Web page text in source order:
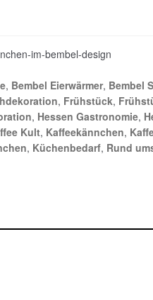
im-bembel-design
, Bembel Eierwärmer, Bembel
, Frühstück,
, Hessen Gastronomie,
Kult, Kaffeekännchen,
, Küchenbedarf, Rund